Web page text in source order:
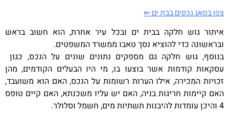
צפו במאג נכסים בבת ים ⇐
איתור גוש חלקה בבית ים ובכל עיר אחרת, הוא חשוב בראש
ובראשונה כדי להוציא נסך טאבו ממשרד המשפטים.
בנוסף, גוש חלקה גם מספקים נתונים שונים על הנכס, כגון
עסקאות קודמות אשר בוצעו בו, מי היו הבעלים הקודמים, מהן
זכויות המכירה, אילו הערות רשומות על הנכס, האם הוא משועבד,
האם קיימות חריגות בניה, האם יש עליו משכנתא, האם קיים טופס
4 והיכן עומדות להיבנות תשתיות מים, חשמל וסלולר.